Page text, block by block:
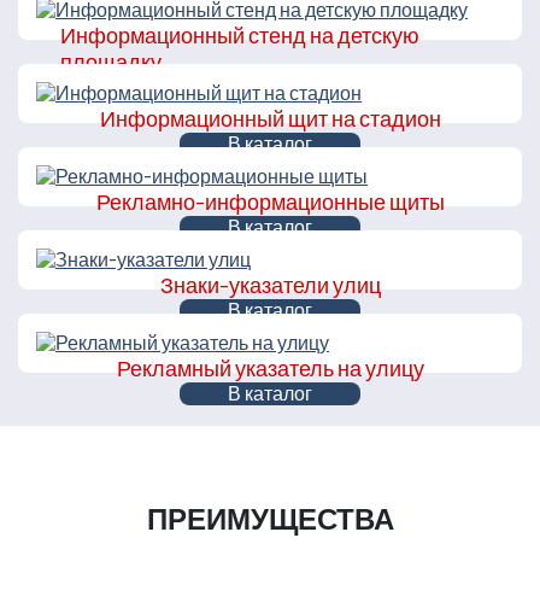
Информационный стенд на детскую
площадку
В каталог
Информационный щит на стадион
В каталог
Рекламно-информационные щиты
В каталог
Знаки-указатели улиц
В каталог
Рекламный указатель на улицу
В каталог
ПРЕИМУЩЕСТВА